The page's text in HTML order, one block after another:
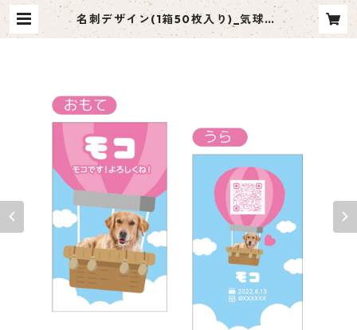
名刺デザイン(1箱50枚入り)_気球_K
KP001 | ペット名刺 moco me